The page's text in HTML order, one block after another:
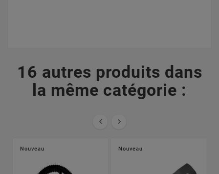
16 autres produits dans
la même catégorie :
 
Nouveau Nouveau